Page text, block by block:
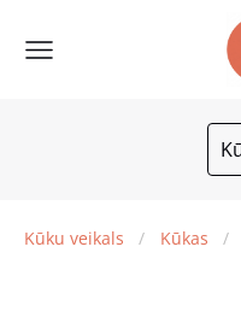
Kūku veikals Kūkas